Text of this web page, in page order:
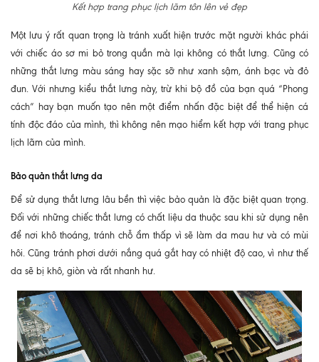
Kết hợp trang phục lịch lãm tôn lên vẻ đẹp
Một lưu ý rất quan trọng là tránh xuất hiện trước mặt người khác phái
với chiếc áo sơ mi bỏ trong quần mà lại không có thắt lưng. Cũng có
những thắt lưng màu sáng hay sặc sỡ như xanh sậm, ánh bạc và đỏ
đun. Với nhưng kiểu thắt lưng này, trừ khi bộ đồ của bạn quá “Phong
cách” hay bạn muốn tạo nên một điểm nhấn đặc biệt để thể hiện cá
tính độc đáo của mình, thì không nên mạo hiểm kết hợp với trang phục
lịch lãm của mình.
Bảo quản thắt lưng da
Để sử dụng thắt lưng lâu bền thì việc bảo quản là đặc biệt quan trọng.
Đối với những chiếc thắt lưng có chất liệu da thuộc sau khi sử dụng nên
để nơi khô thoáng, tránh chỗ ẩm thấp vì sẽ làm da mau hư và có mùi
hôi. Cũng tránh phơi dưới nắng quá gắt hay có nhiệt độ cao, vì như thế
da sẽ bị khô, giòn và rất nhanh hư.